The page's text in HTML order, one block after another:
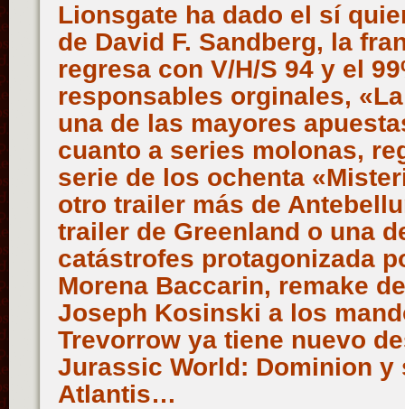
Lionsgate ha dado el sí
de David F. Sandberg, la
regresa con V/H/S 94 y el
responsables orginales,
una de las mayores
cuanto a series molonas,
serie de los ochenta
otro trailer más de
trailer de Greenland o una
catástrofes protagonizada
Morena Baccarin, remake
Joseph Kosinski a los
Trevorrow ya tiene nuevo
Jurassic World: Dominion y
Atlantis…